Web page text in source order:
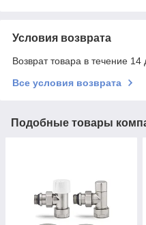
Условия возврата
Возврат товара в течение 14
Все условия возврата
Подобные товары